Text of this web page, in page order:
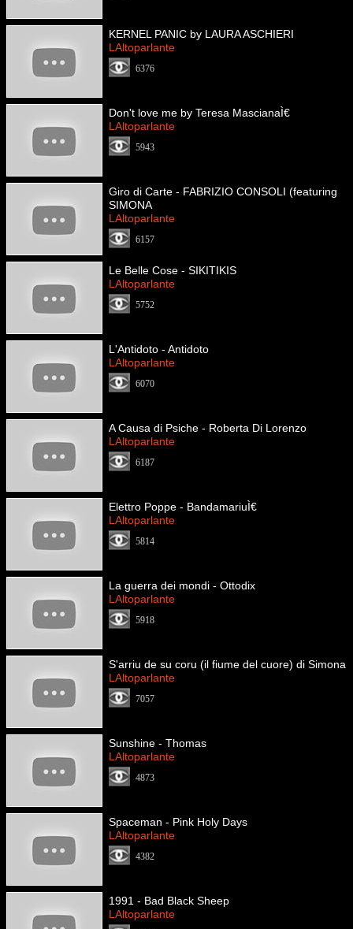
KERNEL PANIC by LAURA ASCHIERI
LAltoparlante
6376
Don't love me by Teresa MascianaÌ€
LAltoparlante
5943
Giro di Carte - FABRIZIO CONSOLI (featuring
SIMONA
LAltoparlante
6157
Le Belle Cose - SIKITIKIS
LAltoparlante
5752
L'Antidoto - Antidoto
LAltoparlante
6070
A Causa di Psiche - Roberta Di Lorenzo
LAltoparlante
6187
Elettro Poppe - BandamariuÌ€
LAltoparlante
5814
La guerra dei mondi - Ottodix
LAltoparlante
5918
S'arriu de su coru (il fiume del cuore) di Simona
LAltoparlante
7057
Sunshine - Thomas
LAltoparlante
4873
Spaceman - Pink Holy Days
LAltoparlante
4382
1991 - Bad Black Sheep
LAltoparlante